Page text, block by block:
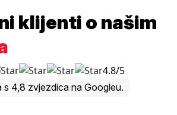
klijenti o našim
4.8/5
s 4,8 zvjezdica na Googleu.